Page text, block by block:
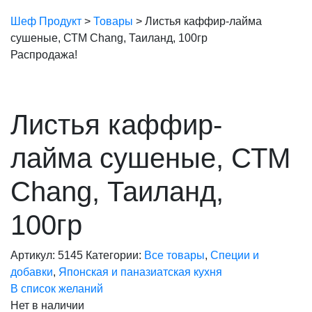
Шеф Продукт > Товары > Листья каффир-лайма
сушеные, СТМ Chang, Таиланд, 100гр
Распродажа!
Листья каффир-
лайма сушеные, СТМ
Chang, Таиланд,
100гр
Артикул: 5145 Категории: Все товары, Специи и
добавки, Японская и паназиатская кухня
В список желаний
Нет в наличии